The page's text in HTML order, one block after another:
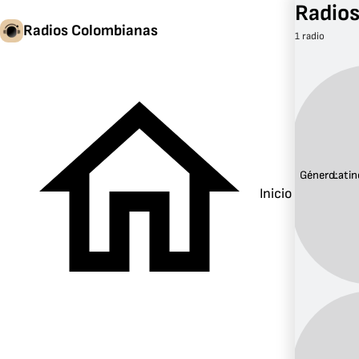
Radios Colombianas
Inicio
1 radio
Género: